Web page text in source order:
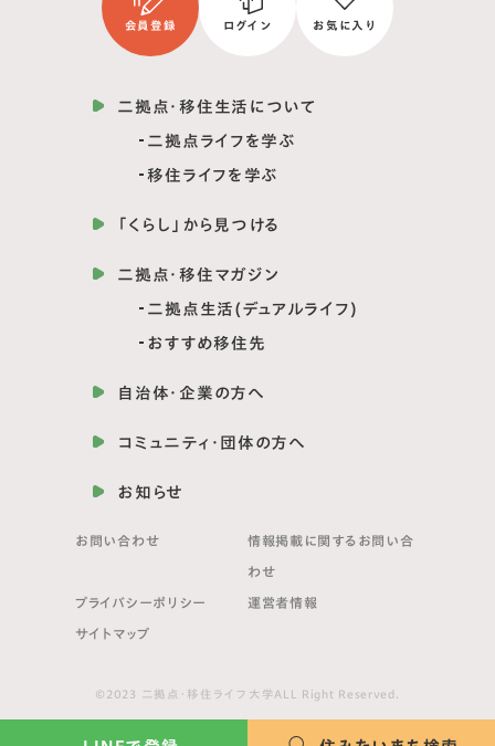
会員登録 ログイン お気に入り
二拠点・移住生活について
二拠点ライフを学ぶ
移住ライフを学ぶ
「くらし」から見つける
二拠点・移住マガジン
二拠点生活(デュアルライフ)
おすすめ移住先
自治体・企業の方へ
コミュニティ・団体の方へ
お知らせ
お問い合わせ 情報掲載に関する お問い合
わせ
プライバシーポリシー 運営者情報
サイトマップ
©2023 二拠点・移住ライフ大学ALL Right Reserved.